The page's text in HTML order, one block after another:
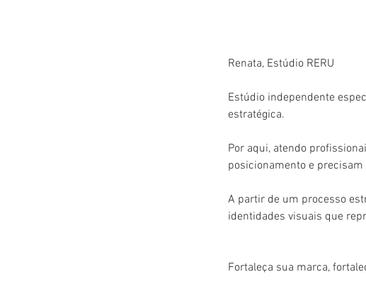
Renata, Estúdio RERU
Estúdio independente
estratégica.
Por aqui, atendo
posicionamento e
A partir de um processo
identidades visuais que
Fortaleça sua marca,